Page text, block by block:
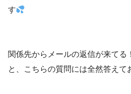
す
関係先からメールの返信が来てる
と、こちらの質問には全然答えて